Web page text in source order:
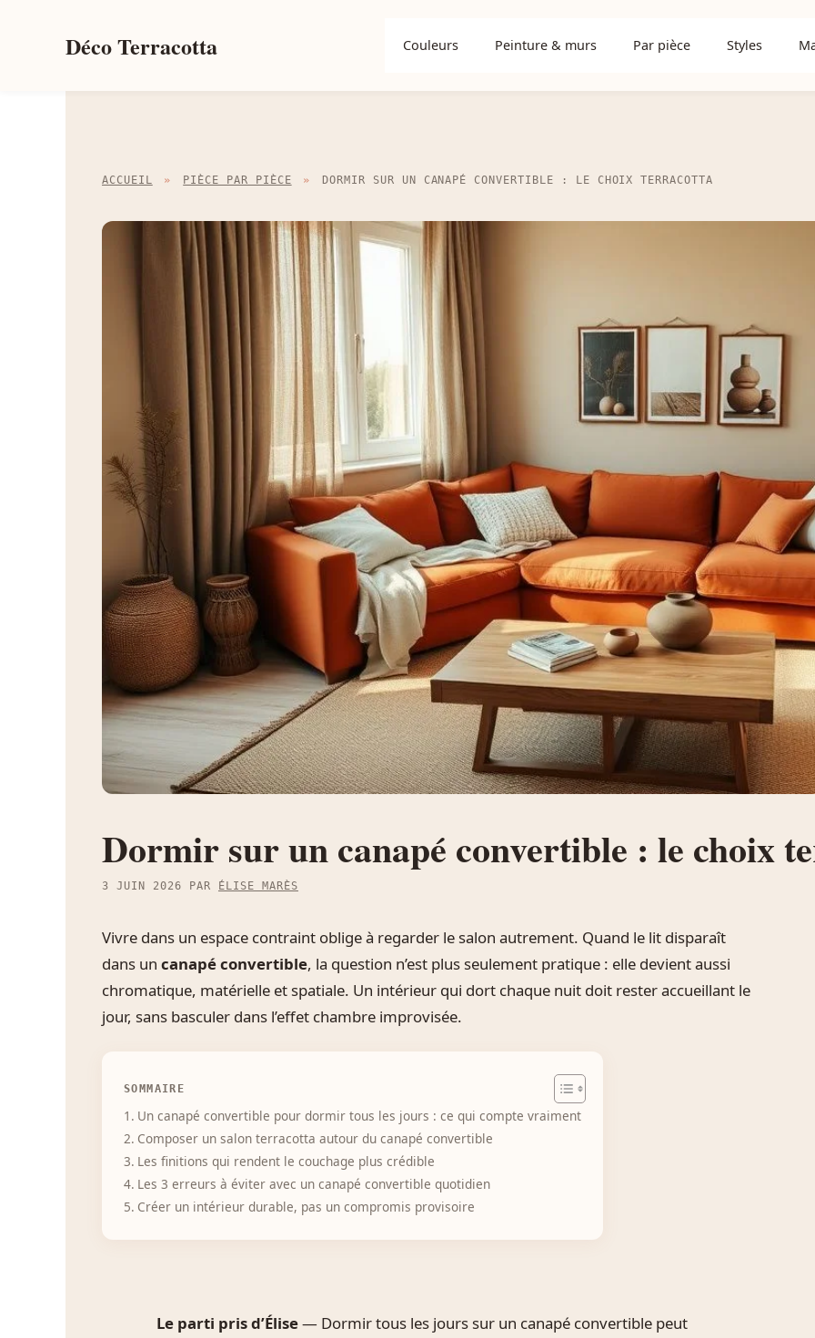
Déco Terracotta Couleurs Peinture & murs Par pièce Styles
ACCUEIL » PIÈCE PAR PIÈCE » DORMIR SUR UN CANAPÉ CONVERTIBLE : LE CHOIX TERRACOTTA
Dormir sur un canapé convertible : le choix
3 JUIN 2026 PAR ÉLISE MARÈS
Vivre dans un espace contraint oblige à regarder le salon autrement. Quand le lit disparaît
dans un canapé convertible, la question n’est plus seulement pratique : elle devient aussi
chromatique, matérielle et spatiale. Un intérieur qui dort chaque nuit doit rester accueillant le
jour, sans basculer dans l’effet chambre improvisée.
SOMMAIRE
Un canapé convertible pour dormir tous les jours : ce qui compte vraiment
Composer un salon terracotta autour du canapé convertible
Les finitions qui rendent le couchage plus crédible
Les 3 erreurs à éviter avec un canapé convertible quotidien
Créer un intérieur durable, pas un compromis provisoire
Le parti pris d’Élise— Dormir tous les jours sur un canapé convertible peut